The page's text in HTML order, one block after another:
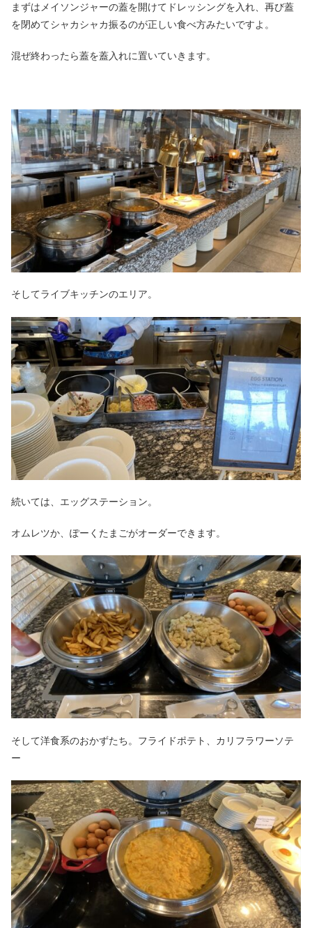
まずはメイソンジャーの蓋を開けてドレッシングを入れ、再び蓋
を閉めてシャカシャカ振るのが正しい食べ方みたいですよ。
混ぜ終わったら蓋を蓋入れに置いていきます。
そしてライブキッチンのエリア。
続いては、エッグステーション。
オムレツか、ぽーくたまごがオーダーできます。
そして洋食系のおかずたち。フライドポテト、カリフラワーソテ
ー